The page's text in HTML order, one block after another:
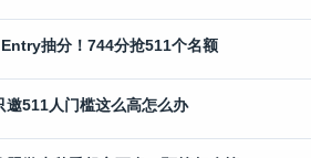
抽分！744分抢511个名额
邀511人门槛这么高怎么办